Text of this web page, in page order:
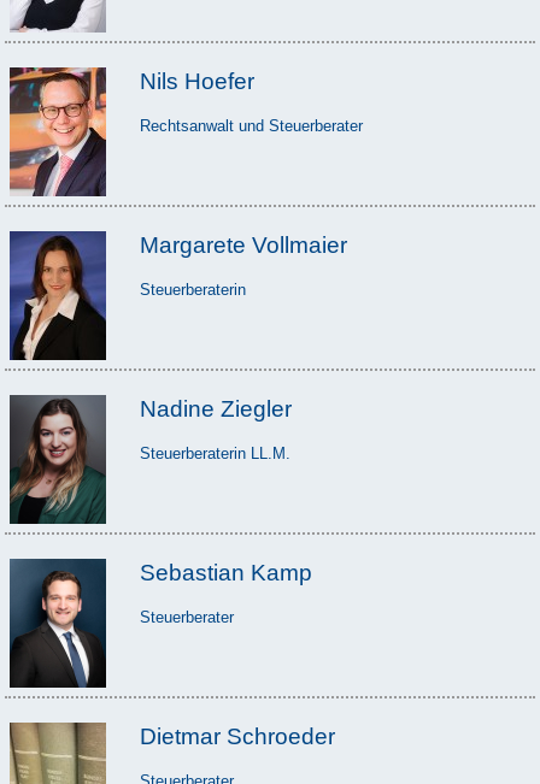
Nils Hoefer
Rechtsanwalt und Steuerberater
Margarete Vollmaier
Steuerberaterin
Nadine Ziegler
Steuerberaterin LL.M.
Sebastian Kamp
Steuerberater
Dietmar Schroeder